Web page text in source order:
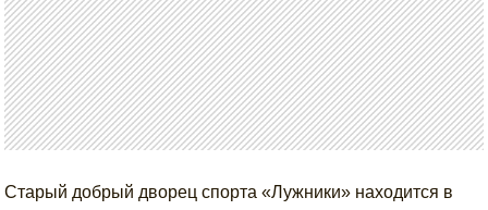
Старый добрый дворец спорта «Лужники» находится в